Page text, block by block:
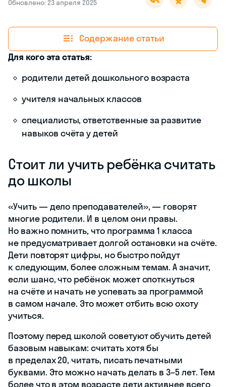
Обновлено: 23 апреля 2025
Содержание статьи
Для кого эта статья:
родители детей дошкольного возраста
учителя начальных классов
специалисты, ответственные за развитие
навыков счёта у детей
Стоит ли учить ребёнка считать
до школы
«Учить — дело преподавателей», — говорят
многие родители. И в целом они правы.
Но важно помнить, что программа 1 класса
не предусматривает долгой остановки на счёте.
Дети повторят цифры, но быстро пойдут
к следующим, более сложным темам. А значит,
если шанс, что ребёнок может споткнуться
на счёте и начать не успевать за программой
в самом начале. Это может отбить всю охоту
учиться.
Поэтому перед школой советуют обучить детей
базовым навыкам: считать хотя бы
в пределах 20, читать, писать печатными
буквами. Это можно начать делать в 3–5 лет. Тем
более что в этом возрасте дети активнее всего